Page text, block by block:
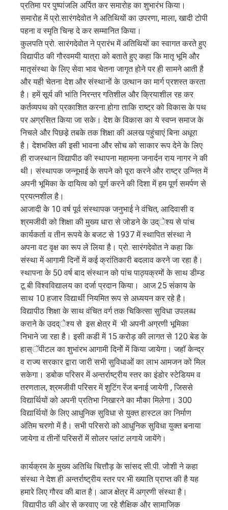
प्रतिमा पर पुष्पांजलि अर्पित कर समारोह का शुभारंभ किया।
समारोह में प्रो.सारंगदेवोत ने अतिथियों का उपरणा, माला, खादी टोपी
पहना व स्मृति चिन्ह दे कर सम्मानित किया।
कुलपति प्रो. सारंगदेवोत ने प्रारंभ में अतिथियों का स्वागत करते हुए
विद्यापीठ की गौरवमयी यात्रा को बताते हुए कहा कि मातृ भूमि और
मातृसंस्था के लिए सेवा भाव चेतना जागृत होने पर ही सामने आती है
और यही चेतना देश और संस्थानों के उत्थान का मार्ग प्रशस्त करता
है। हमें सूर्य की भांति निरन्तर गतिशील और क्रियाशील रह कर
कर्तव्यपथ को प्रकाशित करना होगा ताकि राष्ट्र को विकास के पथ
पर अग्रसित किया जा सके। देश के विकास का ये स्वप्न समाज के
निचले और पिछडे़ तबके तक शिक्षा की अलख पहुंचाएं बिना अधूरा
है। देशभक्ति की इसी भावना और सोच को साकार रूप देने के लिए
ही राजस्थान विद्यापीठ की स्थापना महामना जनार्दन राय नागर ने की
थी। संस्थापक जन्नूभाई के सपने को पूरा करने और राष्ट्र उन्नित में
अपनी भूमिका के दायित्व को पूर्ण करने की दिशा में हम पूर्ण समर्पण से
प्रयत्नशील है।
आजादी के 10 वर्ष पूर्व संस्थापक जनुभाई ने वंचित, आदिवासी व
श्रमजीवी को शिक्षा की मुख्य धारा से जोडने के उद्ेश्य से पांच
कार्यकर्ता व तीन रूपये के बजट से 1937 में स्थापित संस्था ने
अपना वट वृक्ष का रूप ले लिया है। प्रो. सारंगदेवोत ने कहा कि
संस्था में आगामी दिनों में कई क्रांतिकारी बदलाव करने जा रहा है।
स्थापना के 50 वर्ष बाद संस्थान को पांच पाठ्यक्रमों के साथ डीम्ड
टू बी विश्वविद्यालय का दर्जा प्रदान किया। आज 25 संकाय के
साथ 10 हजार विद्यार्थी नियमित रूप से अध्ययन कर रहे है।
विद्यापीठ शिक्षा के साथ वंचित वर्ग तक चिकित्सा सुविधा उपलब्ध
कराने के उदद्ेश्य से इस क्षेत्र में भी अपनी अग्रणी भूमिका
निभाने जा रहा है। इसी कडी में 15 करोड़ की लागत से 120 बेड के
हास्ॅपीटल का शुभांरभ आगामी दिनोें में किया जायेगा। जहॉ केन्द्र
व राज्य सरकार द्वारा जारी सभी सुविधाओं का लाभ आमजन को मिल
सकेगा। डबोक परिसर में अन्तर्राष्ट्रीय स्तर का इंडोर स्टेडियम व
तरणताल, श्रमजीवी परिसर में शुटिंग रेंज बनाई जायेगी , जिससे
विद्यार्थियों को अपनी प्रतिभा निखारने का मौका मिलेगा। 300
विद्यार्थियों के लिए आधुनिक सुविधा से युक्त हास्टल का निर्माण
अंतिम चरणो में है। सभी परिसरो को आधुनिक सुविधा युक्त बनाया
जायेगा व तीनों परिसरों में सोलर प्लांट लगाये जायेंगे।
कार्यक्रम के मुख्य अतिथि चित्तौड़ के सांसद सी.पी. जोशी ने कहा
संस्था ने देश ही अन्तर्राष्ट्रीय स्तर पर भी ख्याति प्राप्त की है यह
हमारे लिए गौरव की बात है। आज क्षेत्र में अग्रणी संस्था है।
विद्यापीठ की ओर से करवाए जा रहे शैक्षिक और सामाजिक